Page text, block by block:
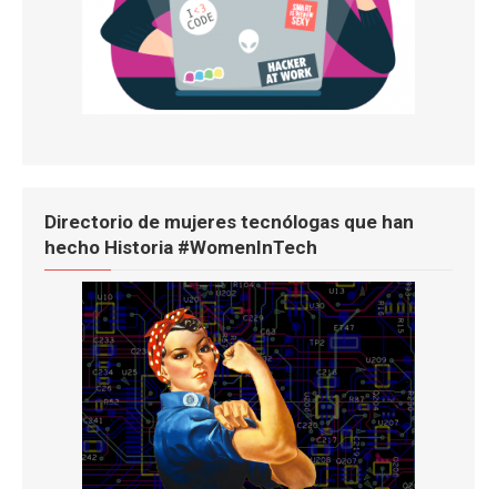
Directorio de mujeres tecnólogas que han
hecho Historia #WomenInTech